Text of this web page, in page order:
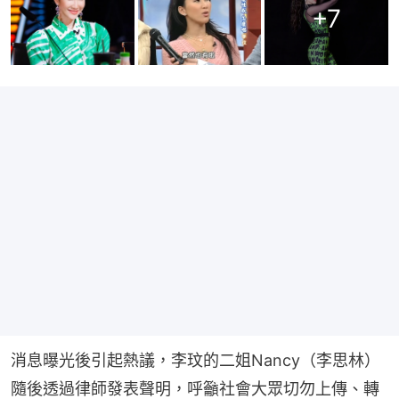
+7
消息曝光後引起熱議，李玟的二姐Nancy（李思林）
隨後透過律師發表聲明，呼籲社會大眾切勿上傳、轉